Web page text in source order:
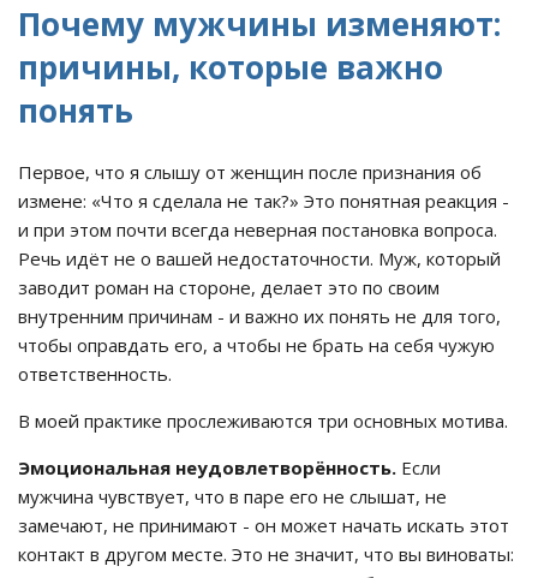
Почему мужчины изменяют:
причины, которые важно
понять
Первое, что я слышу от женщин после признания об
измене: «Что я сделала не так?» Это понятная реакция -
и при этом почти всегда неверная постановка вопроса.
Речь идёт не о вашей недостаточности. Муж, который
заводит роман на стороне, делает это по своим
внутренним причинам - и важно их понять не для того,
чтобы оправдать его, а чтобы не брать на себя чужую
ответственность.
В моей практике прослеживаются три основных мотива.
Эмоциональная неудовлетворённость. Если
мужчина чувствует, что в паре его не слышат, не
замечают, не принимают - он может начать искать этот
контакт в другом месте. Это не значит, что вы виноваты: